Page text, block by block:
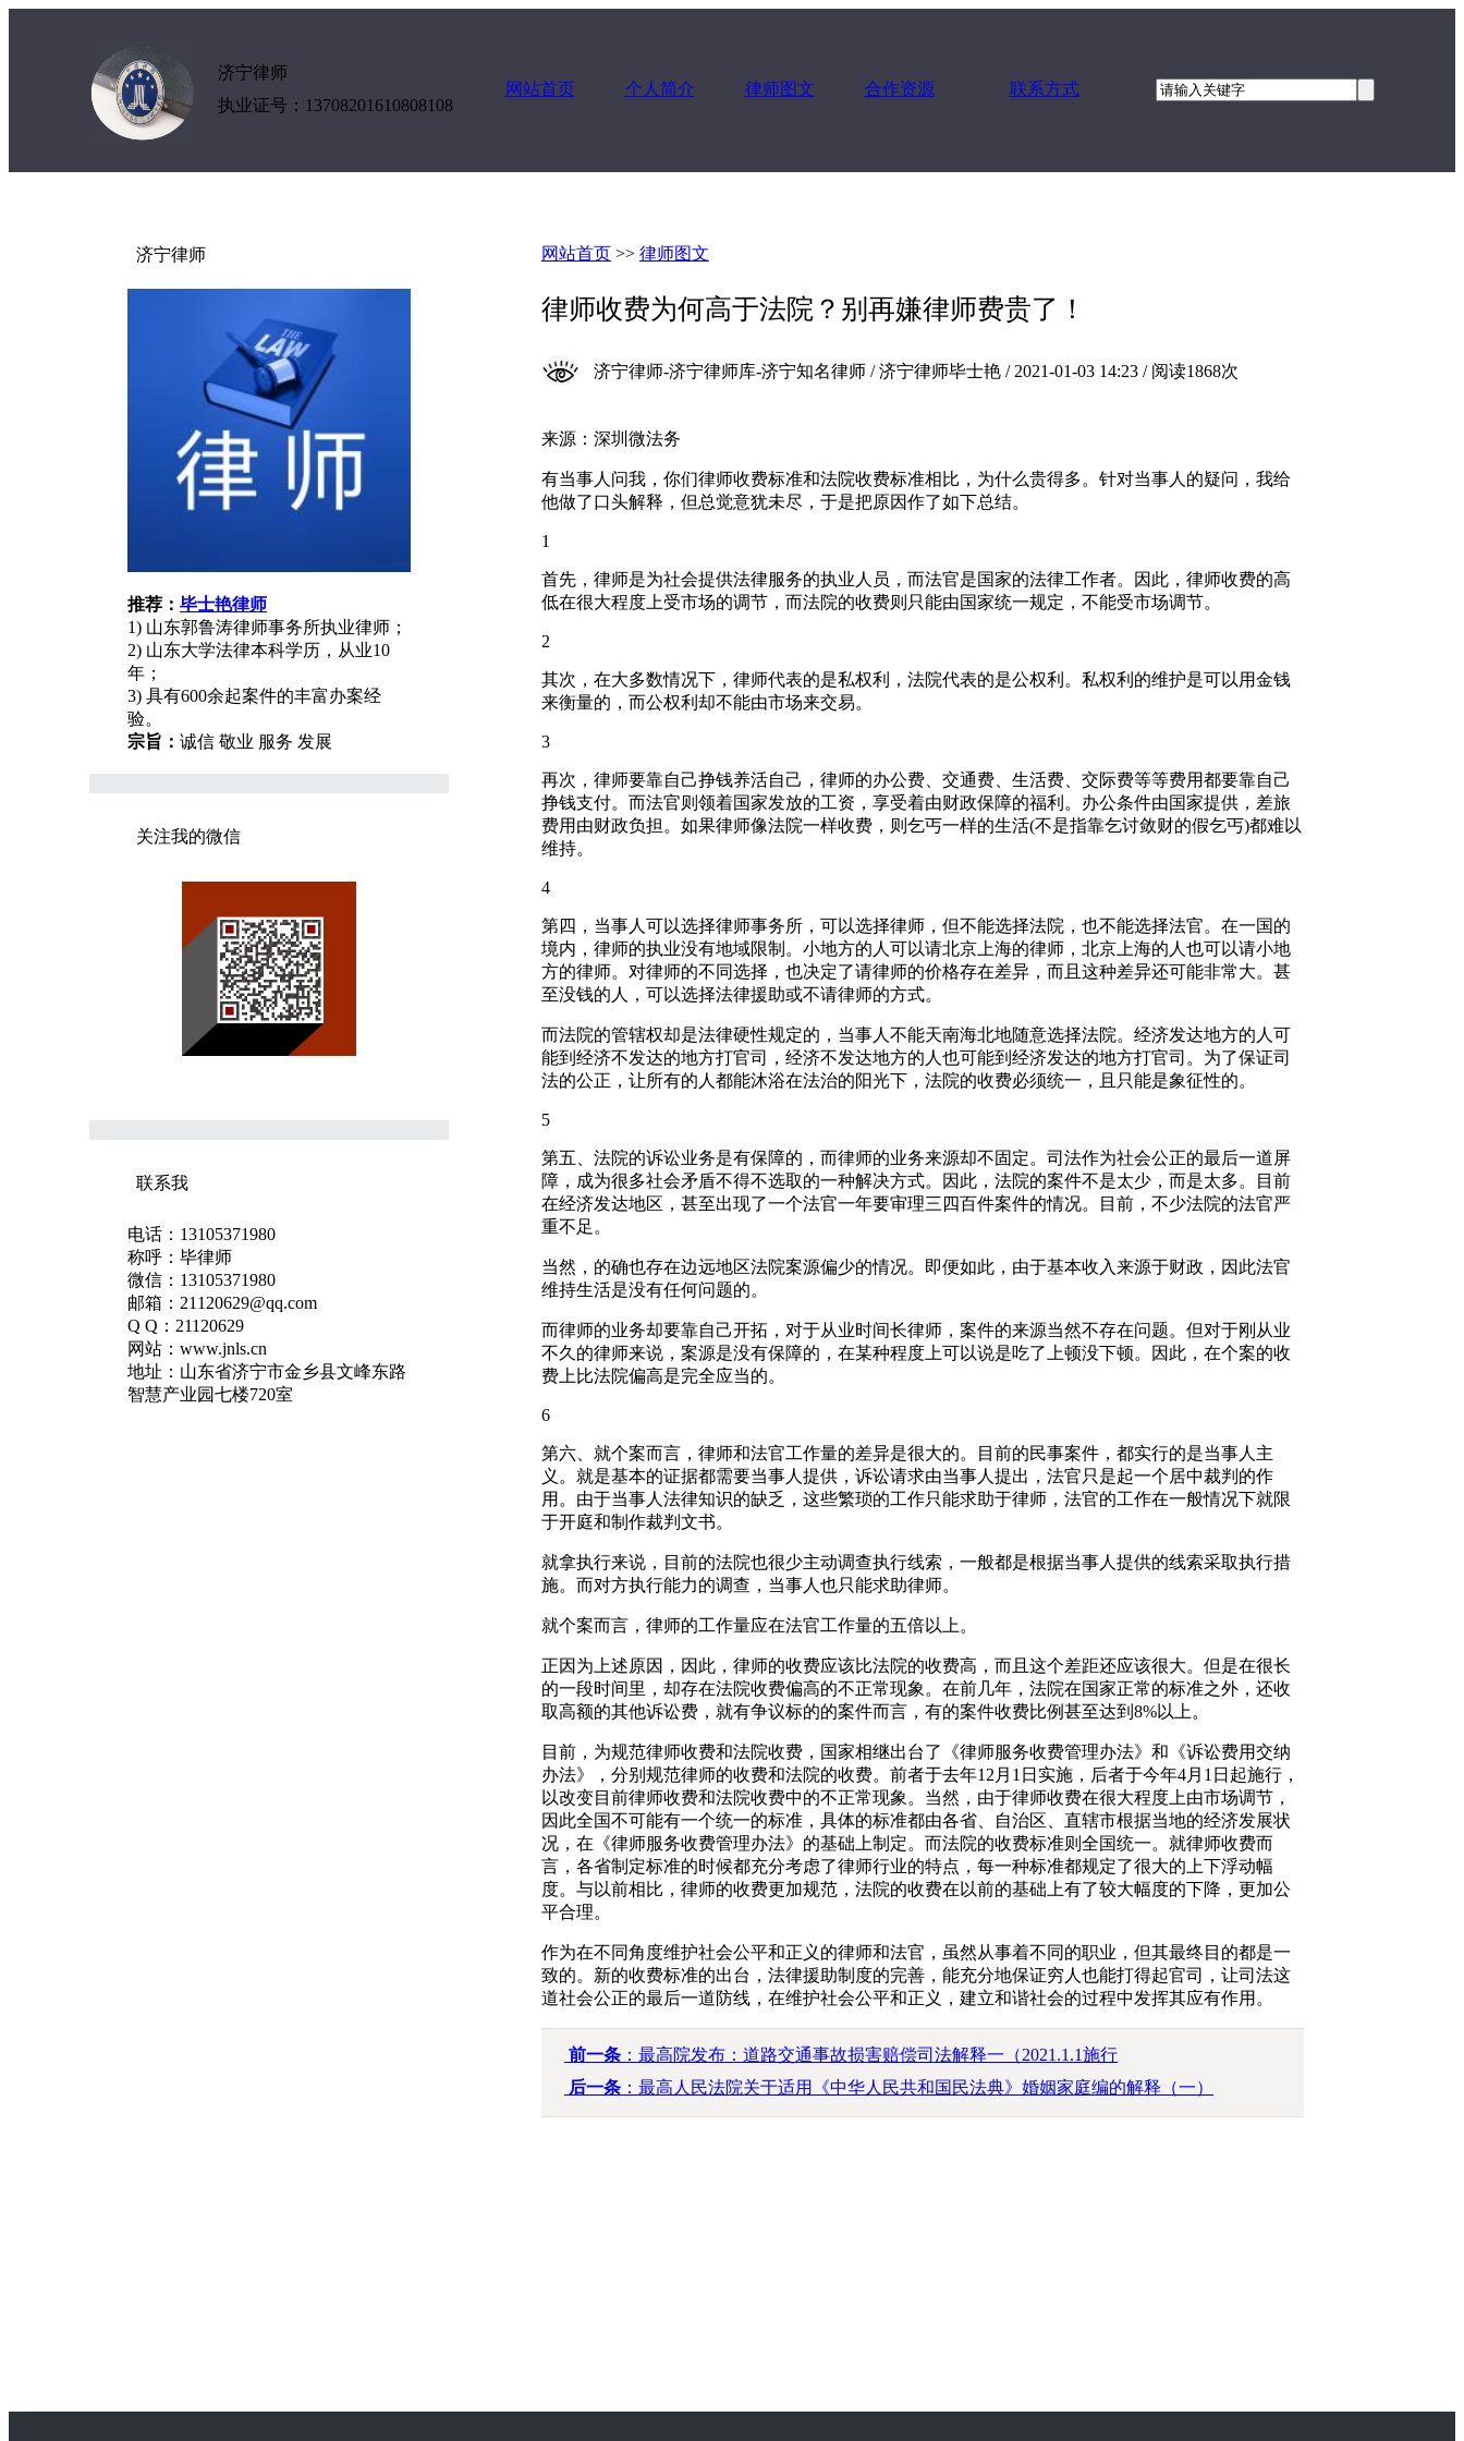
济宁律师
执业证号：13708201610808108
网站首页 个人简介 律师图文 合作资源 联系方式
济宁律师
推荐： 毕士艳律师
1) 山东郭鲁涛律师事务所执业律师；
2) 山东大学法律本科学历，从业10
年；
3) 具有600余起案件的丰富办案经
验。
宗旨： 诚信 敬业 服务 发展
关注我的微信
联系我
电话：13105371980
称呼：毕律师
微信：13105371980
邮箱：21120629@qq.com
Q Q：21120629
网站：www.jnls.cn
地址：山东省济宁市金乡县文峰东路
智慧产业园七楼720室
网站首页 >> 律师图文
律师收费为何高于法院？别再嫌律师费贵了！
济宁律师-济宁律师库-济宁知名律师 / 济宁律师毕士艳 / 2021-01-03 14:23 / 阅读1868次
来源：深圳微法务
有当事人问我，你们律师收费标准和法院收费标准相比，为什么贵得多。针对当事人的疑问，我给
他做了口头解释，但总觉意犹未尽，于是把原因作了如下总结。
1
首先，律师是为社会提供法律服务的执业人员，而法官是国家的法律工作者。因此，律师收费的高
低在很大程度上受市场的调节，而法院的收费则只能由国家统一规定，不能受市场调节。
2
其次，在大多数情况下，律师代表的是私权利，法院代表的是公权利。私权利的维护是可以用金钱
来衡量的，而公权利却不能由市场来交易。
3
再次，律师要靠自己挣钱养活自己，律师的办公费、交通费、生活费、交际费等等费用都要靠自己
挣钱支付。而法官则领着国家发放的工资，享受着由财政保障的福利。办公条件由国家提供，差旅
费用由财政负担。如果律师像法院一样收费，则乞丐一样的生活(不是指靠乞讨敛财的假乞丐)都难以
维持。
4
第四，当事人可以选择律师事务所，可以选择律师，但不能选择法院，也不能选择法官。在一国的
境内，律师的执业没有地域限制。小地方的人可以请北京上海的律师，北京上海的人也可以请小地
方的律师。对律师的不同选择，也决定了请律师的价格存在差异，而且这种差异还可能非常大。甚
至没钱的人，可以选择法律援助或不请律师的方式。
而法院的管辖权却是法律硬性规定的，当事人不能天南海北地随意选择法院。经济发达地方的人可
能到经济不发达的地方打官司，经济不发达地方的人也可能到经济发达的地方打官司。为了保证司
法的公正，让所有的人都能沐浴在法治的阳光下，法院的收费必须统一，且只能是象征性的。
5
第五、法院的诉讼业务是有保障的，而律师的业务来源却不固定。司法作为社会公正的最后一道屏
障，成为很多社会矛盾不得不选取的一种解决方式。因此，法院的案件不是太少，而是太多。目前
在经济发达地区，甚至出现了一个法官一年要审理三四百件案件的情况。目前，不少法院的法官严
重不足。
当然，的确也存在边远地区法院案源偏少的情况。即便如此，由于基本收入来源于财政，因此法官
维持生活是没有任何问题的。
而律师的业务却要靠自己开拓，对于从业时间长律师，案件的来源当然不存在问题。但对于刚从业
不久的律师来说，案源是没有保障的，在某种程度上可以说是吃了上顿没下顿。因此，在个案的收
费上比法院偏高是完全应当的。
6
第六、就个案而言，律师和法官工作量的差异是很大的。目前的民事案件，都实行的是当事人主
义。就是基本的证据都需要当事人提供，诉讼请求由当事人提出，法官只是起一个居中裁判的作
用。由于当事人法律知识的缺乏，这些繁琐的工作只能求助于律师，法官的工作在一般情况下就限
于开庭和制作裁判文书。
就拿执行来说，目前的法院也很少主动调查执行线索，一般都是根据当事人提供的线索采取执行措
施。而对方执行能力的调查，当事人也只能求助律师。
就个案而言，律师的工作量应在法官工作量的五倍以上。
正因为上述原因，因此，律师的收费应该比法院的收费高，而且这个差距还应该很大。但是在很长
的一段时间里，却存在法院收费偏高的不正常现象。在前几年，法院在国家正常的标准之外，还收
取高额的其他诉讼费，就有争议标的的案件而言，有的案件收费比例甚至达到8%以上。
目前，为规范律师收费和法院收费，国家相继出台了《律师服务收费管理办法》和《诉讼费用交纳
办法》，分别规范律师的收费和法院的收费。前者于去年12月1日实施，后者于今年4月1日起施行，
以改变目前律师收费和法院收费中的不正常现象。当然，由于律师收费在很大程度上由市场调节，
因此全国不可能有一个统一的标准，具体的标准都由各省、自治区、直辖市根据当地的经济发展状
况，在《律师服务收费管理办法》的基础上制定。而法院的收费标准则全国统一。就律师收费而
言，各省制定标准的时候都充分考虑了律师行业的特点，每一种标准都规定了很大的上下浮动幅
度。与以前相比，律师的收费更加规范，法院的收费在以前的基础上有了较大幅度的下降，更加公
平合理。
作为在不同角度维护社会公平和正义的律师和法官，虽然从事着不同的职业，但其最终目的都是一
致的。新的收费标准的出台，法律援助制度的完善，能充分地保证穷人也能打得起官司，让司法这
道社会公正的最后一道防线，在维护社会公平和正义，建立和谐社会的过程中发挥其应有作用。
前一条 ：​最高院发布：道路交通事故损害赔偿司法解释一​（2021.1.1施行
后一条 ：最高人民法院关于适用《中华人民共和国民法典》婚姻家庭编的解释（一）